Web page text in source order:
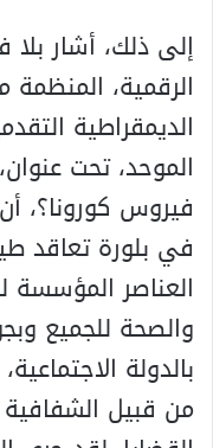
إلى ذلك، أشار
الرقمية،
الديمقراطية
الموحد، تحت
فيروس كورونا؟،
في بلورة تعاقد
العناصر المؤسسة
والصحة للجميع
بالدولة
من قبيل الشفافية